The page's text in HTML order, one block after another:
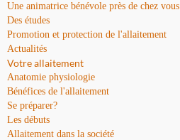
Une animatrice bénévole près de chez vous
Des études
Promotion et protection de l'allaitement
Actualités
Votre allaitement
Anatomie physiologie
Bénéfices de l'allaitement
Se préparer?
Les débuts
Allaitement dans la société